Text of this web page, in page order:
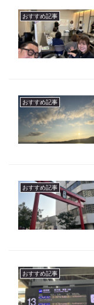
おすすめ記事
おすすめ記事
おすすめ記事
おすすめ記事